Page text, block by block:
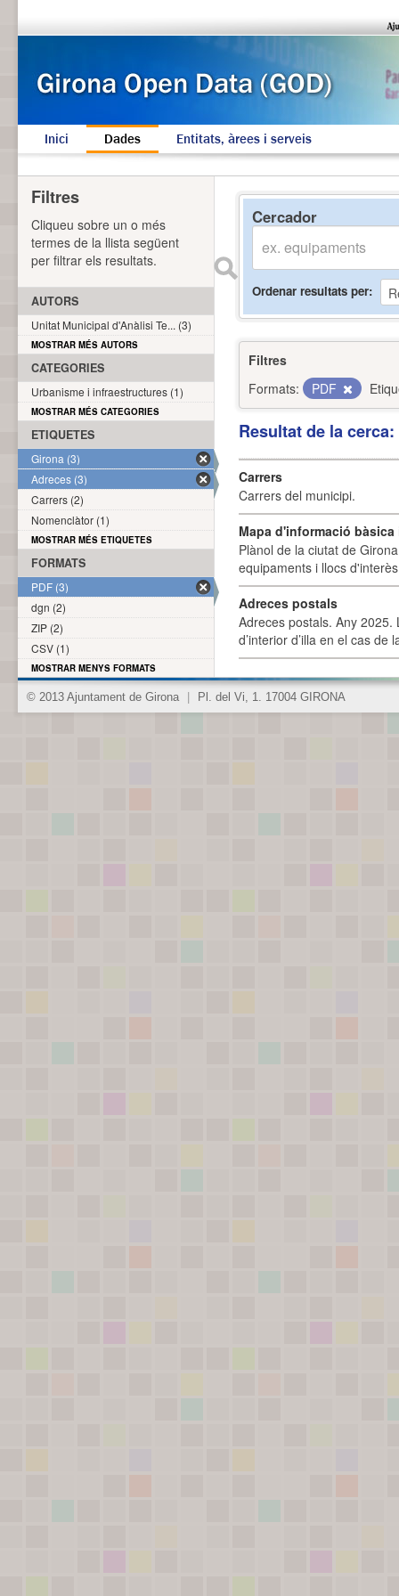
Inici Dades Entitats, àrees i serveis
Cercador
Ordenar resultats per
Filtres
Formats:
PDF
Resultat de la
Carrers
Carrers del municipi.
Mapa d'informació
Plànol de la ciutat de
equipaments i llocs
Adreces postals
Adreces postals. Any 2025.
d’interior d’illa en el cas
Filtres
Cliqueu sobre un o més
termes de la llista següent
per filtrar els resultats.
AUTORS
Unitat Municipal d'Anàlisi Te... (3)
MOSTRAR MÉS AUTORS
CATEGORIES
Urbanisme i infraestructures (1)
MOSTRAR MÉS CATEGORIES
ETIQUETES
Girona (3)
Adreces (3)
Carrers (2)
Nomenclàtor (1)
MOSTRAR MÉS ETIQUETES
FORMATS
PDF (3)
dgn (2)
ZIP (2)
CSV (1)
MOSTRAR MENYS FORMATS
© 2013 Ajuntament de Girona Pl. del Vi, 1. 17004 GIRONA